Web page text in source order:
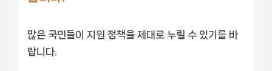
많은 국민들이 지원 정책을 제대로 누릴 수 있기를 바
랍니다.